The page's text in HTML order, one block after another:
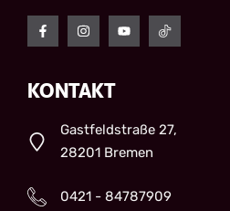
KONTAKT
Gastfeldstraße 27,
28201 Bremen
0421 - 84787909